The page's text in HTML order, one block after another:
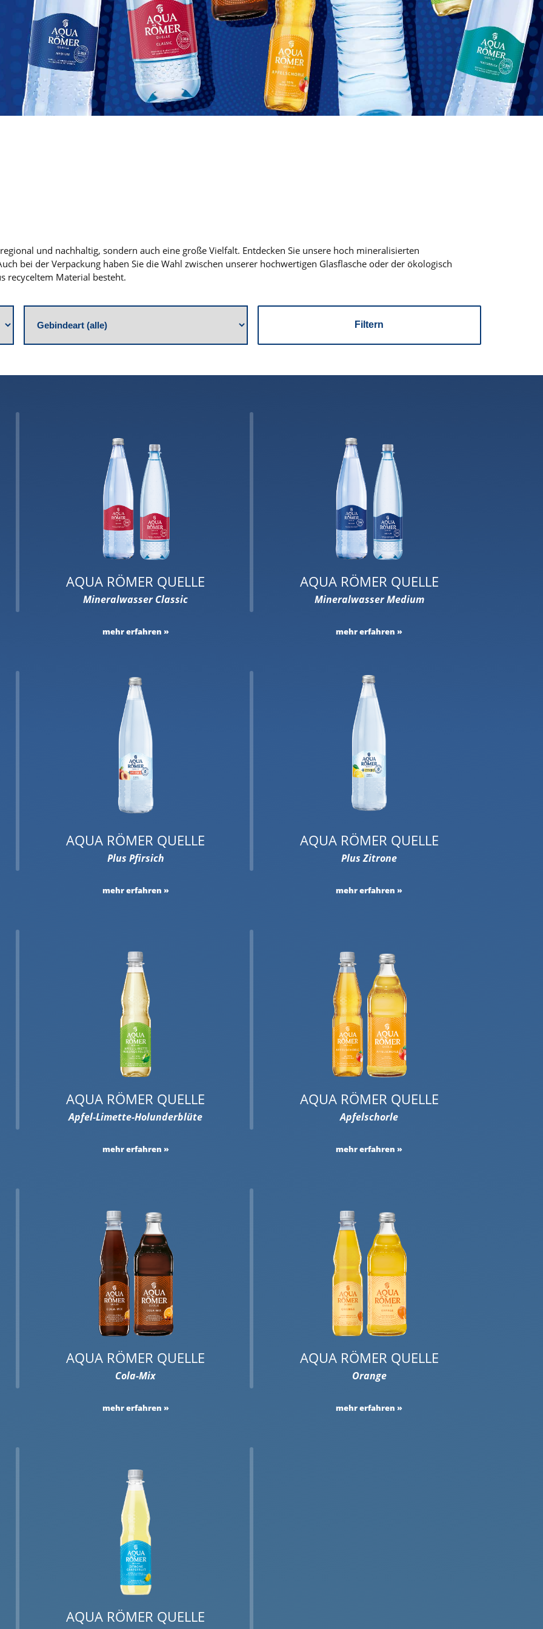
und nachhaltig, sondern auch eine große Vielfalt. Entdecken Sie unsere hoch mineralisierten
bei der Verpackung haben Sie die Wahl zwischen unserer hochwertigen Glasflasche oder der ökologisch
recyceltem Material besteht.
AQUA RÖMER QUELLE
Mineralwasser Classic
mehr erfahren
AQUA RÖMER QUELLE
Mineralwasser Medium
mehr erfahren
AQUA RÖMER QUELLE
Plus Pfirsich
mehr erfahren
AQUA RÖMER QUELLE
Plus Zitrone
mehr erfahren
AQUA RÖMER QUELLE
Apfel-Limette-Holunderblüte
mehr erfahren
AQUA RÖMER QUELLE
Apfelschorle
mehr erfahren
AQUA RÖMER QUELLE
Cola-Mix
mehr erfahren
AQUA RÖMER QUELLE
Orange
mehr erfahren
AQUA RÖMER QUELLE